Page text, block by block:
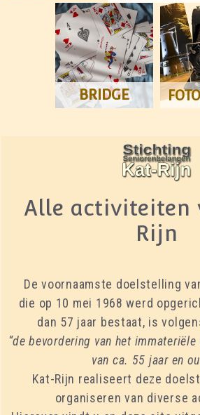
BRIDGE
Alle activiteiten
Rijn
De voornaamste doelstelling
die op 10 mei 1968 werd
dan 57 jaar bestaat, is
“de bevordering van het
van ca. 55 jaar en
Kat-Rijn realiseert deze
organiseren van diverse